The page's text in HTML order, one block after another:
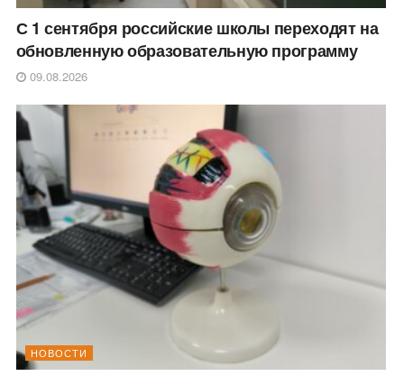
С 1 сентября российские школы переходят на
обновленную образовательную программу
09.08.2026
НОВОСТИ